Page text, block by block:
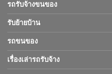
รถรับจ้างขนของ
รับย้ายบ้าน
รถขนของ
เรื่องเล่ารถรับจ้าง